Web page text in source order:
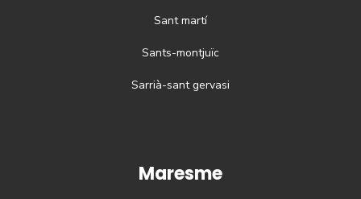
Sant martí
Sants-montjuïc
Sarrià-sant gervasi
Maresme